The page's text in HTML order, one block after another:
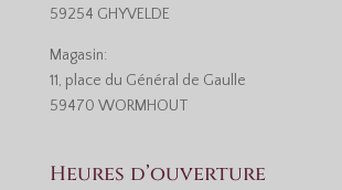
59254 GHYVELDE
Magasin:
11, place du Général de Gaulle
59470 WORMHOUT
Heures d’ouverture